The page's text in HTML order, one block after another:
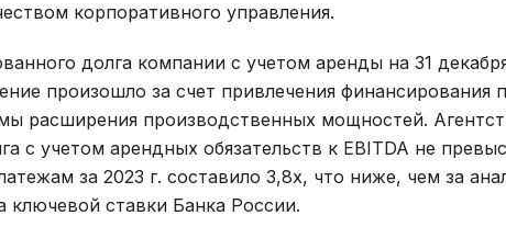
корпоративного управления.
долга компании с учетом аренды на 31
произошло за счет привлечения финансирования
расширения производственных мощностей.
с учетом арендных обязательств к EBITDA не
за 2023 г. составило 3,8х, что ниже, чем за
ключевой ставки Банка России.